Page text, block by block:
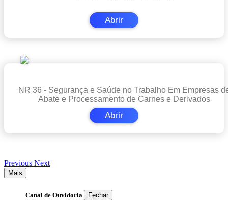
Abrir
NR 36 - Segurança e Saúde no Trabalho Em Empresas
Abate e Processamento de Carnes e Derivados
Abrir
Previous Next
Mais
Canal de Ouvidoria Fechar